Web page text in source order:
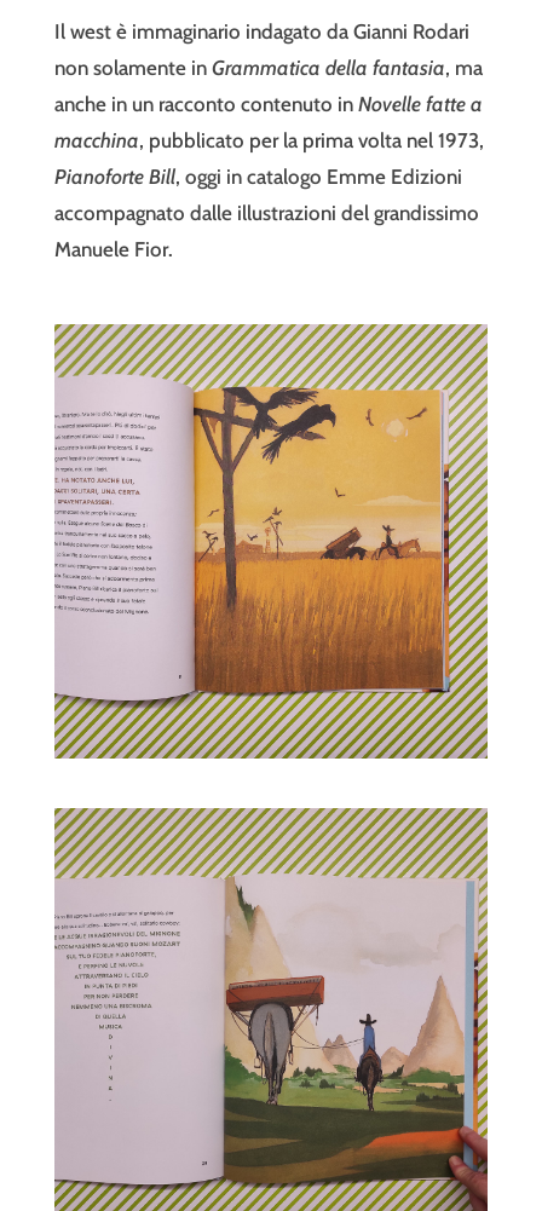
Il west è immaginario indagato da Gianni Rodari
non solamente in Grammatica della fantasia, ma
anche in un racconto contenuto in Novelle fatte a
macchina, pubblicato per la prima volta nel 1973,
Pianoforte Bill, oggi in catalogo Emme Edizioni
accompagnato dalle illustrazioni del grandissimo
Manuele Fior.